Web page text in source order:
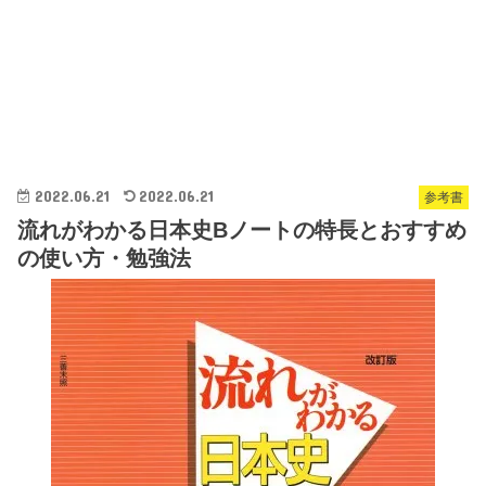
参考書
2022.06.21 2022.06.21
流れがわかる日本史Bノートの特長とおすすめ
の使い方・勉強法